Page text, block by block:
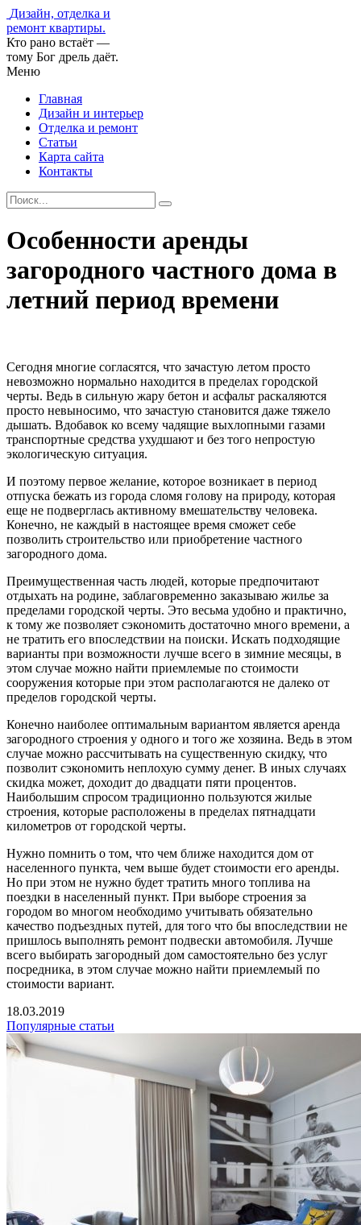
Дизайн, отделка и
ремонт квартиры.
Кто рано встаёт —
тому Бог дрель даёт.
Меню
Главная
Дизайн и интерьер
Отделка и ремонт
Статьи
Карта сайта
Контакты
Особенности аренды
загородного частного дома в
летний период времени
Сегодня многие согласятся, что зачастую летом просто
невозможно нормально находится в пределах городской
черты. Ведь в сильную жару бетон и асфальт раскаляются
просто невыносимо, что зачастую становится даже тяжело
дышать. Вдобавок ко всему чадящие выхлопными газами
транспортные средства ухудшают и без того непростую
экологическую ситуация.
И поэтому первое желание, которое возникает в период
отпуска бежать из города сломя голову на природу, которая
еще не подверглась активному вмешательству человека.
Конечно, не каждый в настоящее время сможет себе
позволить строительство или приобретение частного
загородного дома.
Преимущественная часть людей, которые предпочитают
отдыхать на родине, заблаговременно заказываю жилье за
пределами городской черты. Это весьма удобно и практично,
к тому же позволяет сэкономить достаточно много времени, а
не тратить его впоследствии на поиски. Искать подходящие
варианты при возможности лучше всего в зимние месяцы, в
этом случае можно найти приемлемые по стоимости
сооружения которые при этом располагаются не далеко от
пределов городской черты.
Конечно наиболее оптимальным вариантом является аренда
загородного строения у одного и того же хозяина. Ведь в этом
случае можно рассчитывать на существенную скидку, что
позволит сэкономить неплохую сумму денег. В иных случаях
скидка может, доходит до двадцати пяти процентов.
Наибольшим спросом традиционно пользуются жилые
строения, которые расположены в пределах пятнадцати
километров от городской черты.
Нужно помнить о том, что чем ближе находится дом от
населенного пункта, чем выше будет стоимости его аренды.
Но при этом не нужно будет тратить много топлива на
поездки в населенный пункт. При выборе строения за
городом во многом необходимо учитывать обязательно
качество подъездных путей, для того что бы впоследствии не
пришлось выполнять ремонт подвески автомобиля. Лучше
всего выбирать загородный дом самостоятельно без услуг
посредника, в этом случае можно найти приемлемый по
стоимости вариант.
18.03.2019
Популярные статьи